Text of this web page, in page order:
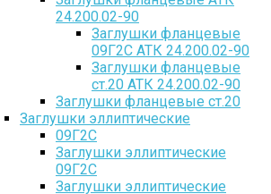
24.200.02-90
Заглушки фланцевые
09Г2С АТК 24.200.02-90
Заглушки фланцевые
ст.20 АТК 24.200.02-90
Заглушки фланцевые ст.20
Заглушки эллиптические
09Г2С
Заглушки эллиптические
09Г2С
Заглушки эллиптические